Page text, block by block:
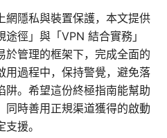
網隱私與裝置保護，本文提供
徑」與「VPN 結合實務」
於管理的框架下，完成全面的
用過程中，保持警覺，避免落
阱。希望這份終極指南能幫助
同時善用正規渠道獲得的啟動
援。